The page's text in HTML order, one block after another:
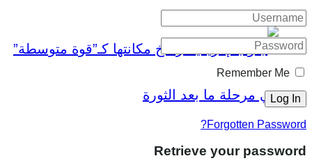
Remember Me
Forgotten Password?
Retrieve your password